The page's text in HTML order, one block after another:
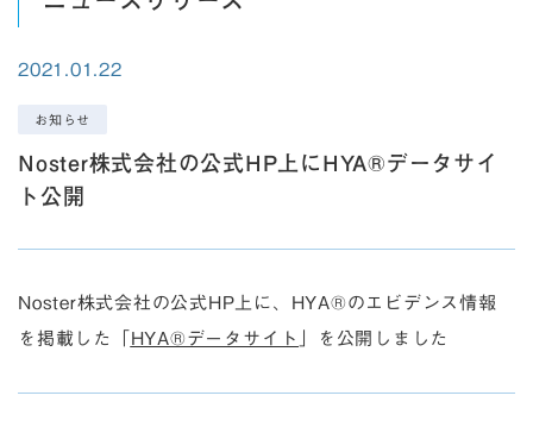
2021.01.22
お知らせ
Noster株式会社の公式HP上にHYA®データサイ
ト公開
Noster株式会社の公式HP上に、HYA®のエビデンス情報
を掲載した「
HYA®データサイト 」を公開しました